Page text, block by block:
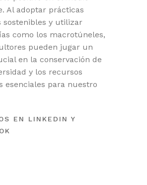
Al adoptar prácticas
sostenibles y utilizar
como los macrotúneles,
pueden jugar un
en la conservación de
y los recursos
esenciales para nuestro
EN LINKEDIN Y